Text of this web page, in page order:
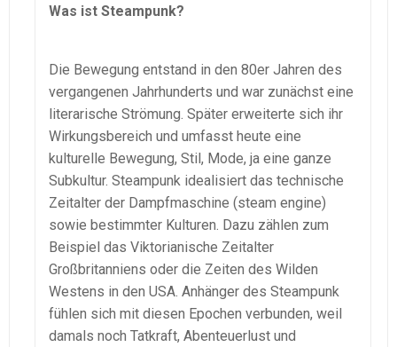
Was ist Steampunk?
Die Bewegung entstand in den 80er Jahren des
vergangenen Jahrhunderts und war zunächst eine
literarische Strömung. Später erweiterte sich ihr
Wirkungsbereich und umfasst heute eine
kulturelle Bewegung, Stil, Mode, ja eine ganze
Subkultur. Steampunk idealisiert das technische
Zeitalter der Dampfmaschine (steam engine)
sowie bestimmter Kulturen. Dazu zählen zum
Beispiel das Viktorianische Zeitalter
Großbritanniens oder die Zeiten des Wilden
Westens in den USA. Anhänger des Steampunk
fühlen sich mit diesen Epochen verbunden, weil
damals noch Tatkraft, Abenteuerlust und